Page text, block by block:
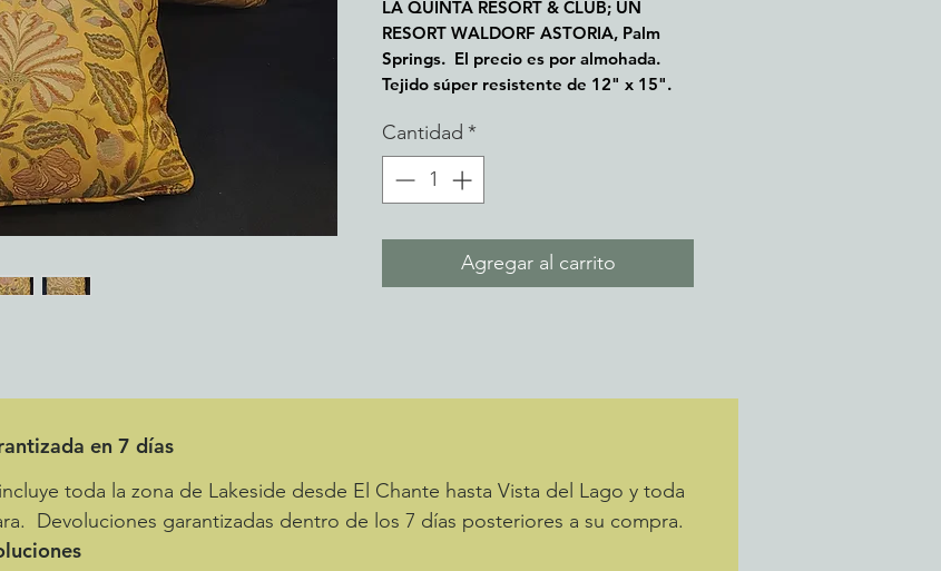
LA QUINTA RESORT & CLUB; UN
RESORT WALDORF ASTORIA, Palm
Springs. El precio es por almohada.
Tejido súper resistente de 12" x 15".
Cantidad *
Agregar al carrito
en 7 días
toda la zona de Lakeside desde El Chante hasta Vista del Lago y toda
Devoluciones garantizadas dentro de los 7 días posteriores a su compra.